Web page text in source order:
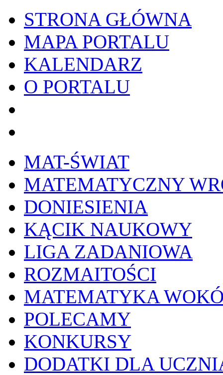
STRONA GŁÓWNA
MAPA PORTALU
KALENDARZ
O PORTALU
MAT-ŚWIAT
MATEMATYCZNY
DONIESIENIA
KĄCIK NAUKOWY
LIGA ZADANIOWA
ROZMAITOŚCI
MATEMATYKA
POLECAMY
KONKURSY
DODATKI DLA